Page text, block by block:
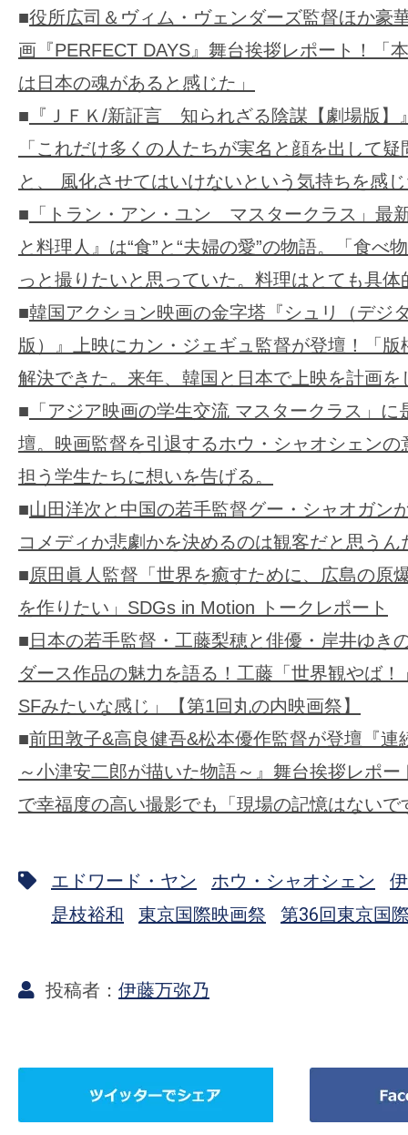
■役所広司＆ヴィム・ヴェンダーズ監督ほか豪
画『PERFECT DAYS』舞台挨拶レポート！「
は日本の魂があると感じた」
■ 『ＪＦＫ/新証言 知られざる陰謀【劇場版】
「これだけ多くの人たちが実名と顔を出して
と、 風化させてはいけないという気持ちを感
■ 「トラン・アン・ユン マスタークラス」最
と料理人』は“食”と“夫婦の愛”の物語。「食べ
っと撮りたいと思っていた。料理はとても具体
■韓国アクション映画の金字塔『シュリ（デジ
版）』上映にカン・ジェギュ監督が登壇！「
解決できた。来年、韓国と日本で上映を計画を
■ 「アジア映画の学生交流 マスタークラス」
壇。映画監督を引退するホウ・シャオシェンの
担う学生たちに想いを告げる。
■山田洋次と中国の若手監督グー・シャオガン
コメディか悲劇かを決めるのは観客だと思うん
■原田眞人監督「世界を癒すために、広島の原
を作りたい」SDGs in Motion トークレポート
■ 日本の若手監督・工藤梨穂と俳優・岸井ゆき
ダース作品の魅力を語る！工藤「世界観やば！
SFみたいな感じ」【第1回丸の内映画祭】
■前田敦子&高良健吾&松本優作監督が登壇『
～小津安二郎が描いた物語～』舞台挨拶レポ
で幸福度の高い撮影でも「現場の記憶はないで
エドワード・ヤン ホウ・シャオシェン
是枝裕和
東京国際映画祭 第36回東京国
伊藤万弥乃